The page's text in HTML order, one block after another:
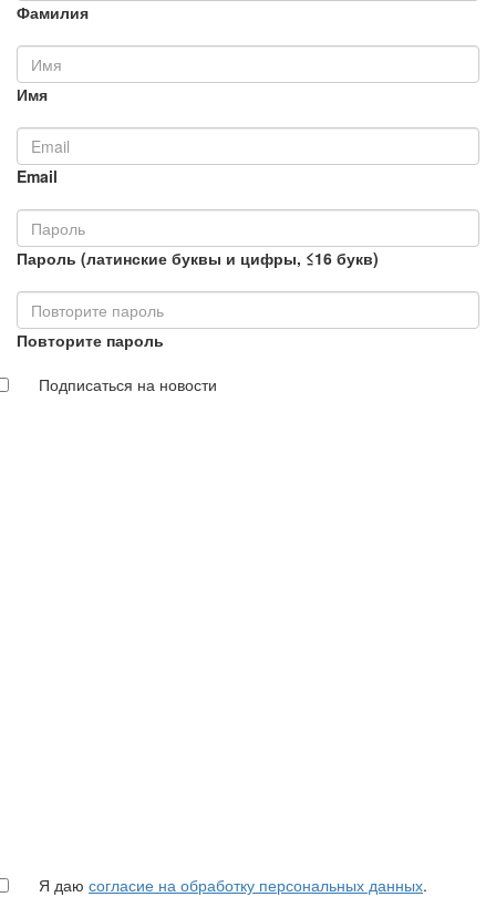
Фамилия
Имя
Email
Пароль (латинские буквы и цифры, ≤16 букв)
Повторите пароль
Подписаться на новости
Я даю согласие на обработку персональных данных.